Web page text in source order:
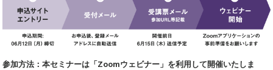
参加方法：本セミナーは「Zoomウェビナー」を利用して開催いたしま